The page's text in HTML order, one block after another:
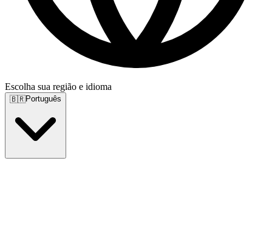
Escolha sua região e idioma
🇧🇷Português